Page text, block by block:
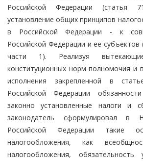
Российской Федерации
установление общих принципов
в Российской Федерации - к
Российской Федерации и ее субъектов
части 1). Реализуя
конституционных норм полномочия и
исполнения закрепленной в
Российской Федерации
законно установленные налоги и
законодатель сформулировал в
Российской Федерации такие
налогообложения, как
налогообложения, обязательность